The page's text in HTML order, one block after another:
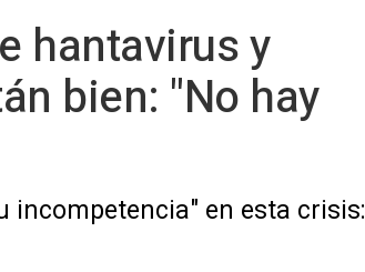
hantavirus y
bien: "No hay
en esta crisis: